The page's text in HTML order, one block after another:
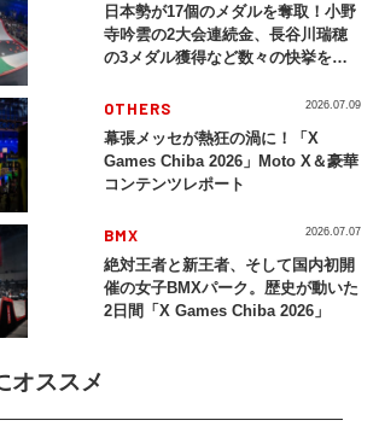
日本勢が17個のメダルを奪取！小野
寺吟雲の2大会連続金、長谷川瑞穂
の3メダル獲得など数々の快挙をプ
2026」
OTHERS
幕張メッセが熱狂の渦に！「X
Games Chiba 2026」Moto X＆豪華
コンテンツレポート
2026.07.09
BMX
絶対王者と新王者、そして国内初開
催の女子BMXパーク。歴史が動いた
2日間「X Games Chiba 2026」
2026.07.07
オススメ